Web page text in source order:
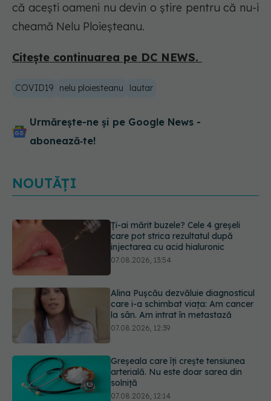
că acești oameni nu devin o știre pentru că nu-i
cheamă Nelu Ploieșteanu.
Citește continuarea pe DC NEWS.
COVID19 nelu ploiesteanu lautar
Urmărește-ne și pe Google News -
abonează‑te!
NOUTĂȚI
Alina Pușcău dezvăluie diagnosticul
care i-a schimbat viața: Am cancer
la sân. Am intrat în metastază
07.08.2026, 12:39
Greșeala care îți crește tensiunea
arterială. Nu este doar sarea din
solniță
07.08.2026, 12:14
Schimbare majoră la examenul de
medic specialist din 2026. Toți
candidații vor avea aceleași
subiecte